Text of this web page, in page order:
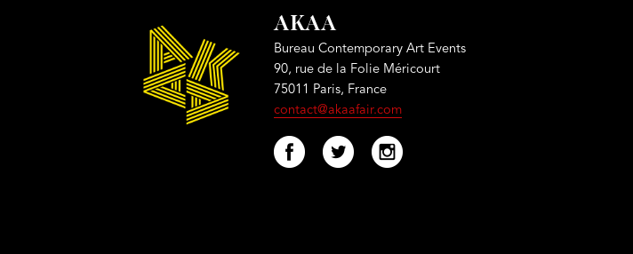
AKAA
Bureau Contemporary Art Events
90, rue de la Folie Méricourt
75011 Paris, France
contact@akaafair.com